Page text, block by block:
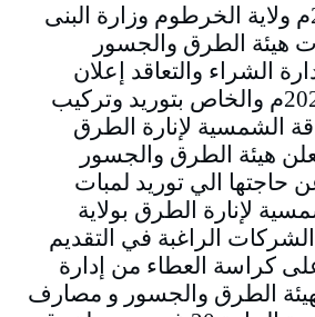
التاريخ 2025/6/25م ولاية الخرطوم وزارة البنى
هيئة الطرق والجسور
الشراء والتعاقد إعلان
عطاء (6) للعام 2025م والخاص بتوريد وتركيب
الشمسية لإنارة الطرق
هيئة الطرق والجسور
حاجتها الي توريد لمبات
لإنارة الطرق بولاية
الراغبة في التقديم
كراسة العطاء من إدارة
بهيئة الطرق والجسور و مصارف